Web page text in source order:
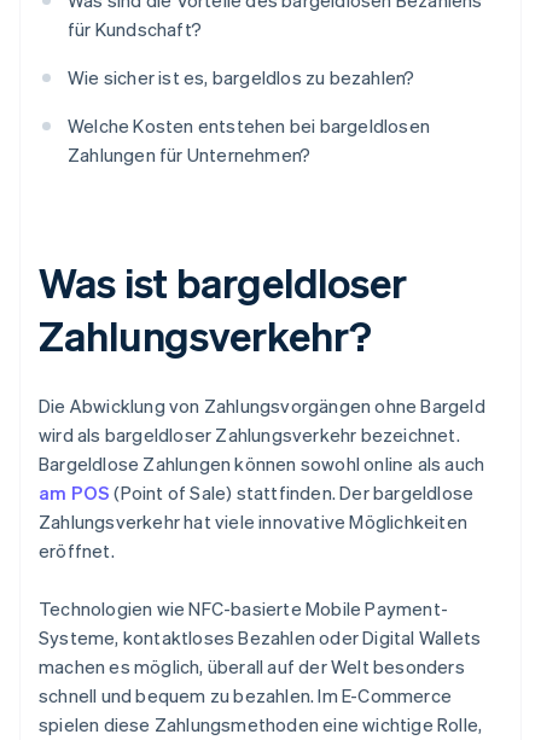
für Kundschaft?
Wie sicher ist es, bargeldlos zu bezahlen?
Welche Kosten entstehen bei bargeldlosen
Zahlungen für Unternehmen?
Was ist bargeldloser
Zahlungsverkehr?
Die Abwicklung von Zahlungsvorgängen ohne Bargeld
wird als bargeldloser Zahlungsverkehr bezeichnet.
Bargeldlose Zahlungen können sowohl online als auch
am POS (Point of Sale) stattfinden. Der bargeldlose
Zahlungsverkehr hat viele innovative Möglichkeiten
eröffnet.
Technologien wie NFC-basierte Mobile Payment-
Systeme, kontaktloses Bezahlen oder Digital Wallets
machen es möglich, überall auf der Welt besonders
schnell und bequem zu bezahlen. Im E-Commerce
spielen diese Zahlungsmethoden eine wichtige Rolle,